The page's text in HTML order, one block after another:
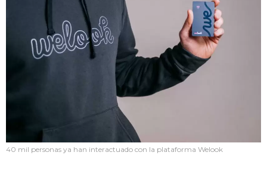
40 mil personas ya han interactuado con la plataforma Welook